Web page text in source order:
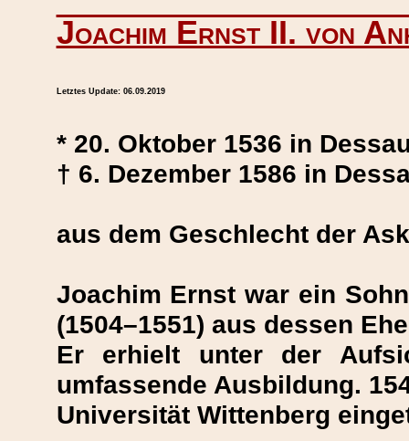
Joachim Ernst II. von
Letztes Update: 06.09.2019
* 20. Oktober 1536 in
† 6. Dezember 1586 in
aus dem Geschlecht der
Joachim Ernst war ein
(1504–1551) aus dessen
Er erhielt unter der
umfassende Ausbildung.
Universität Wittenberg